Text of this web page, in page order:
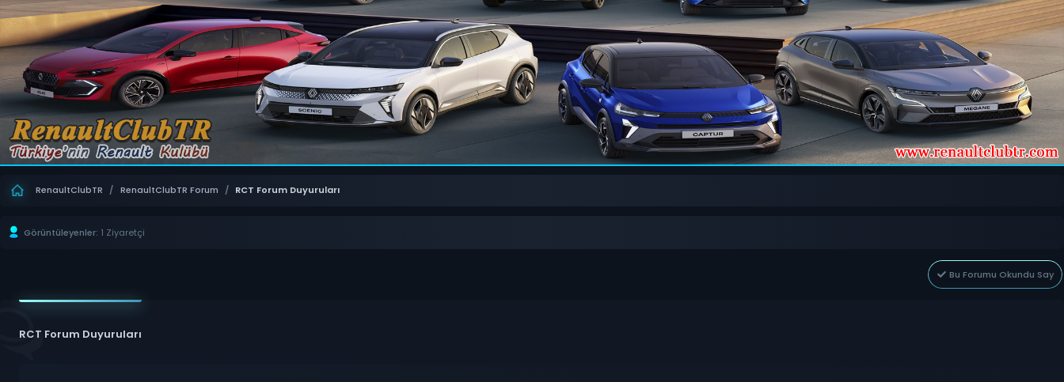
RenaultClubTR / RenaultClubTR Forum / RCT Forum Duyuruları
Görüntüleyenler: 1 Ziyaretçi
Bu Forumu Okundu Say
RCT Forum Duyuruları